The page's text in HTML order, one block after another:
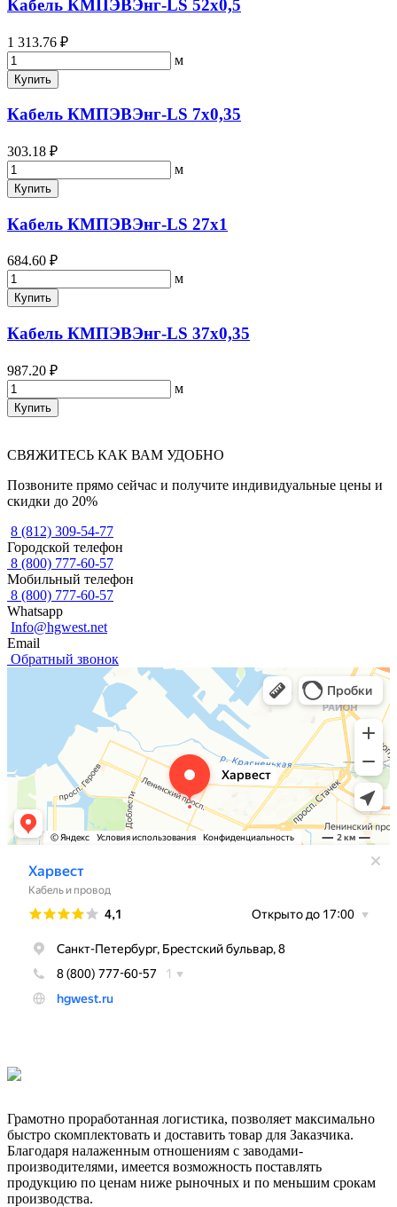
Кабель КМПЭВЭнг-LS 52х0,5
1 313.76 ₽
м
Купить
Кабель КМПЭВЭнг-LS 7х0,35
303.18 ₽
м
Купить
Кабель КМПЭВЭнг-LS 27х1
684.60 ₽
м
Купить
Кабель КМПЭВЭнг-LS 37х0,35
987.20 ₽
м
Купить
СВЯЖИТЕСЬ КАК ВАМ УДОБНО
Позвоните прямо сейчас и получите индивидуальные цены и
скидки до 20%
8 (812) 309-54-77
Городской телефон
8 (800) 777-60-57
Мобильный телефон
8 (800) 777-60-57
Whatsapp
Info@hgwest.net
Email
Обратный звонок
Грамотно проработанная логистика, позволяет максимально
быстро скомплектовать и доставить товар для Заказчика.
Благодаря налаженным отношениям с заводами-
производителями, имеется возможность поставлять
продукцию по ценам ниже рыночных и по меньшим срокам
производства.